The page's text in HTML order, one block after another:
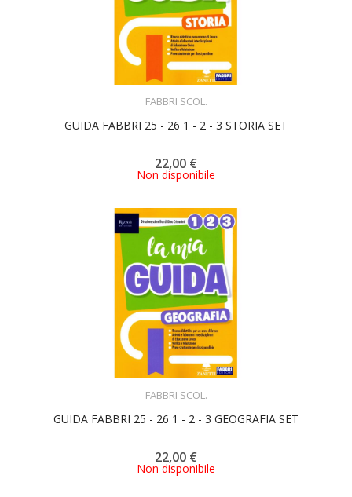
FABBRI SCOL.
GUIDA FABBRI 25 - 26 1 - 2 - 3 STORIA SET
22,00 €
Non disponibile
FABBRI SCOL.
GUIDA FABBRI 25 - 26 1 - 2 - 3 GEOGRAFIA SET
22,00 €
Non disponibile